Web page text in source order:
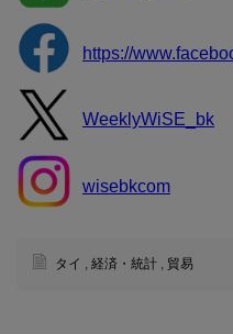
https://
WeeklyWiSE_bk
wisebkcom
タイ 経済・統計 貿易